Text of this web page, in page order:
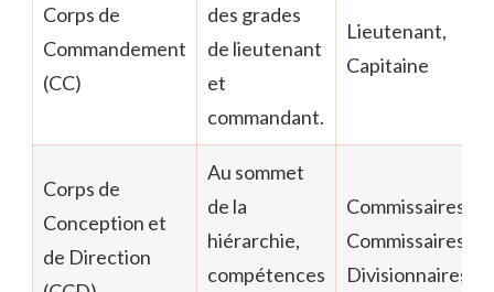
Corps de
Commandement
(CC)
des grades
de lieutenant
et
commandant.
Lieutenant,
Capitaine
Corps de
Conception et
de Direction
Au sommet
de la
hiérarchie,
compétences
Commissaires,
Commissaires
Divisionnaires